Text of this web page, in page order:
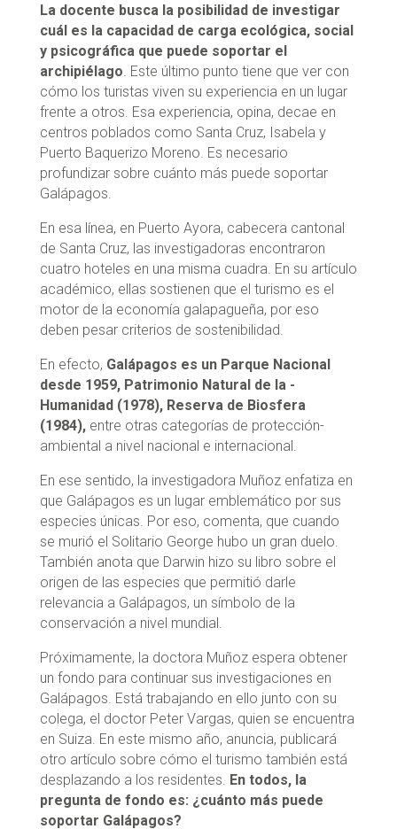
La docente busca la posibilidad de investigar
cuál es la capacidad de carga ecológica, social
y psicográfica que puede soportar el
archipiélago. Este último punto tiene que ver con
cómo los turistas viven su experiencia en un lugar
frente a otros. Esa experiencia, opina, decae en
centros poblados como Santa Cruz, Isabela y
Puerto Baquerizo Moreno. Es necesario
profundizar sobre cuánto más puede soportar
Galápagos.
En­ esa­ línea,­ en­ Puerto ­Ayora,­ cabecera cantonal
de Santa ­Cruz,­ las investigadoras encontraron
cuatro hoteles en una misma cuadra. En su artículo
académico, ellas sostienen que el turismo es el
motor de la economía galapagueña, por eso
deben pesar criterios de sostenibilidad.
En efecto, Galápagos es un Parque Nacional
desde 1959, Patrimonio­ Natural ­de ­la ­
Humanidad ­(1978),­ Reserva­ de ­Biosfera
(1984),­ entre ­otras ­categorías­ de ­protección­
ambiental ­a ­nivel­ nacional­ e ­internacional­.
En ese sentido, la investigadora Muñoz enfatiza en
que Galápagos es un lugar emblemático por sus
especies únicas. Por eso, comenta, que cuando
se murió el Solitario George hubo un gran duelo.
También anota que Darwin hizo su libro sobre el
origen de las especies que permitió darle
relevancia a Galápagos, un símbolo de la
conservación a nivel mundial.
Próximamente, la doctora Muñoz espera obtener
un fondo para continuar sus investigaciones en
Galápagos. Está trabajando en ello junto con su
colega, el doctor Peter Vargas, quien se encuentra
en Suiza. En este mismo año, anuncia, publicará
otro artículo sobre cómo el turismo también está
desplazando a los residentes. En todos, la
pregunta de fondo es: ¿cuánto más puede
soportar Galápagos?